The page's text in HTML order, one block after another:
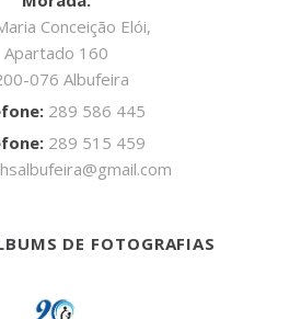
Conceição Elói,
Apartado 160
076 Albufeira
289 586 445
289 515 459
DE FOTOGRAFIAS